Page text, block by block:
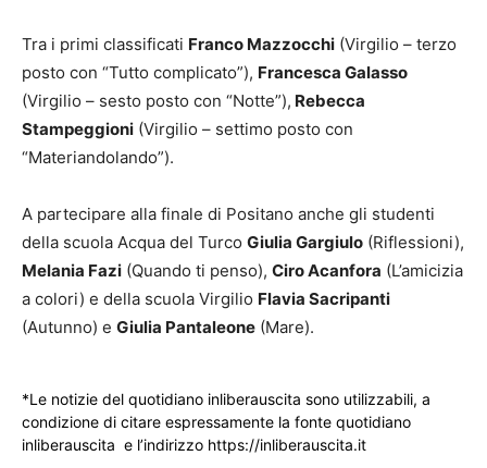
Tra i primi classificati Franco Mazzocchi (Virgilio – terzo
posto con “Tutto complicato”), Francesca Galasso
(Virgilio – sesto posto con “Notte”), Rebecca
Stampeggioni (Virgilio – settimo posto con
“Materiandolando”).
A partecipare alla finale di Positano anche gli studenti
della scuola Acqua del Turco Giulia Gargiulo (Riflessioni),
Melania Fazi (Quando ti penso), Ciro Acanfora (L’amicizia
a colori) e della scuola Virgilio Flavia Sacripanti
(Autunno) e Giulia Pantaleone (Mare).
*Le notizie del quotidiano inliberauscita sono utilizzabili, a
condizione di citare espressamente la fonte quotidiano
inliberauscita e l’indirizzo https://inliberauscita.it